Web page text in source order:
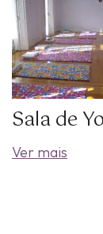
Sala de
Ver mais